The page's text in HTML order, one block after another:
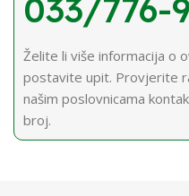
033/776-
Želite li više informacija o
postavite upit. Provjerite
našim poslovnicama
broj.